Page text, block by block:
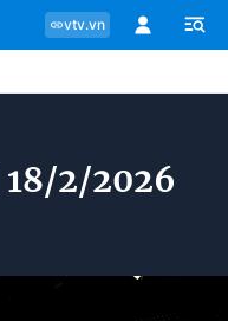
vtv.vn
2/2026